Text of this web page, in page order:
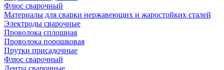
Флюс сварочный
Материалы для сварки нержавеющих и жаростойких сталей
Электроды сварочные
Проволока сплошная
Проволока порошковая
Прутки присадочные
Флюс сварочный
Ленты сварочные